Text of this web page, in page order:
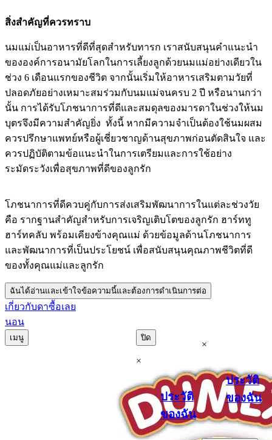
สิ่งสำคัญที่ควรทราบ
นมแม่เป็นอาหารที่ดีที่สุดสำหรับทารก เราสนับสนุนคำแนะนำ
ขององค์การอนามัยโลกในการเลี้ยงลูกด้วยนมแม่อย่างเดียวใน
ช่วง 6 เดือนแรกของชีวิต จากนั้นเริ่มให้อาหารเสริมตามวัยที่
ปลอดภัยอย่างเหมาะสมร่วมกับนมแม่จนครบ 2 ปี หรือนานกว่า
นั้น การได้รับโภชนาการที่ดีและสมดุลของมารดาในช่วงให้นม
บุตรจึงมีความสำคัญยิ่ง ทั้งนี้ หากมีความจำเป็นต้องใช้นมผสม
ควรปรึกษาแพทย์หรือผู้เชี่ยวชาญด้านสุขภาพก่อนตัดสินใจ และ
ควรปฏิบัติตามข้อแนะนำในการเตรียมและการใช้อย่าง
ระมัดระวังเพื่อสุขภาพที่ดีของลูกรัก
โภชนาการที่ดีควบคู่กับการส่งเสริมพัฒนาการในแต่ละช่วงวัย
คือ รากฐานสำคัญสำหรับการเจริญเติบโตของลูกรัก ฮาร์ททู
ฮาร์ทคลับ พร้อมเคียงข้างคุณแม่ ด้วยข้อมูลด้านโภชนาการ
และพัฒนาการที่เป็นประโยชน์ เพื่อสนับสนุนคุณภาพชีวิตที่ดี
ของทั้งคุณแม่และลูกรัก
ฉันได้อ่านและเข้าใจข้อความนี้และต้องการดำเนินการต่อ
เกี่ยวกับดา
นอน
ซื้อเลย
เมนู ปิด
×
ประวัติ
ของฉัน
×
ประวัติ
ของฉัน
.